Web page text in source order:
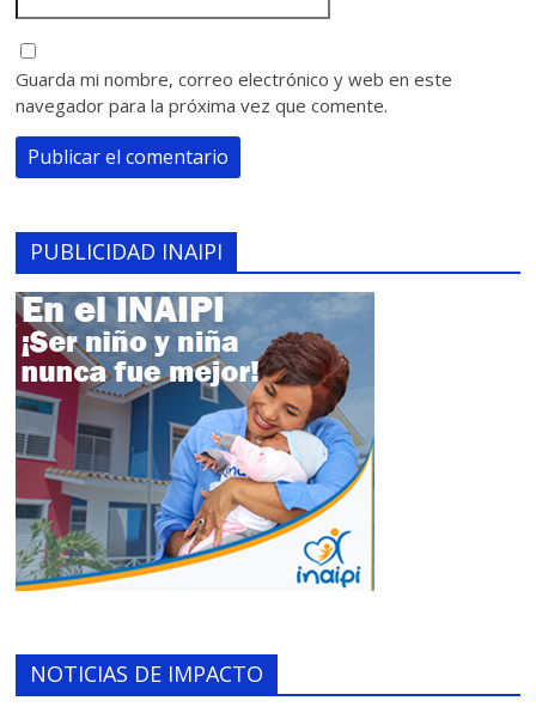
Guarda mi nombre, correo electrónico y web en este
navegador para la próxima vez que comente.
PUBLICIDAD INAIPI
NOTICIAS DE IMPACTO